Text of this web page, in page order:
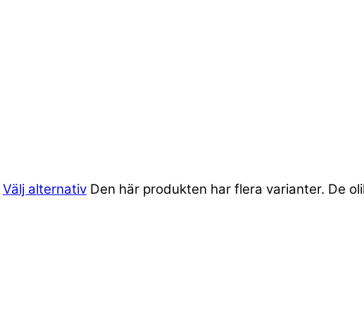
Välj alternativ Den här produkten har flera varianter. De